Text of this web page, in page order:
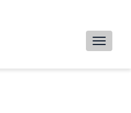
Main